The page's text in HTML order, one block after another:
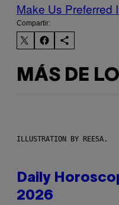
Make Us Preferred
Compartir:
MÁS DE
ILLUSTRATION BY REESA.
Daily
2026